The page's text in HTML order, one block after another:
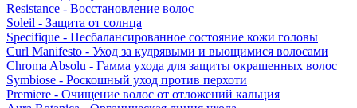
Resistance - Восстановление волос
Soleil - Защита от солнца
Specifique - Несбалансированное состояние кожи головы
Curl Manifesto - Уход за кудрявыми и вьющимися волосами
Chroma Absolu - Гамма ухода для защиты окрашенных волос
Symbiose - Роскошный уход против перхоти
Premiere - Очищение волос от отложений кальция